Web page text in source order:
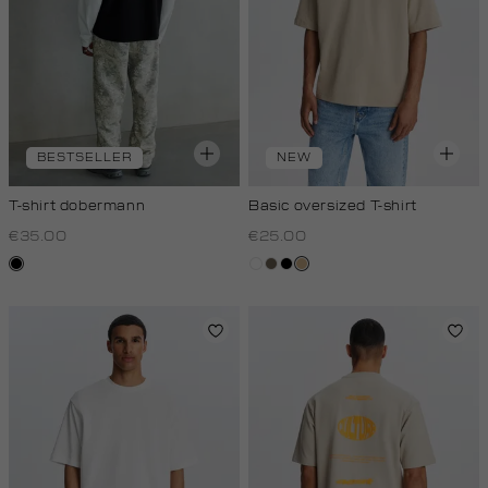
BESTSELLER
T-shirt dobermann
€35.00
zwart
NEW
Basic oversized T-shirt
€25.00
witlichtbruin
zwart
tan